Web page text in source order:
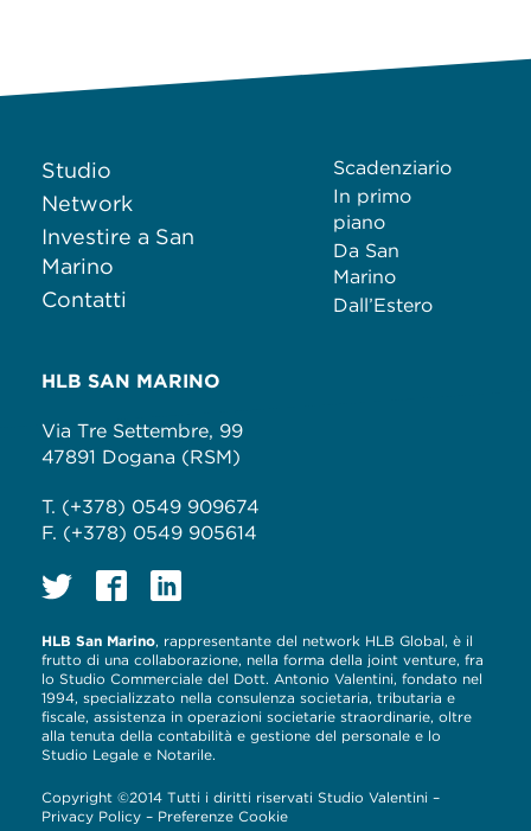
Studio
Network
Investire a San
Marino
Contatti
Scadenziario
In primo
piano
Da San
Marino
Dall’Estero
HLB SAN MARINO
Via Tre Settembre, 99
47891 Dogana (RSM)
T. (+378) 0549 909674
F. (+378) 0549 905614
HLB San Marino, rappresentante del network HLB Global, è il
frutto di una collaborazione, nella forma della joint venture, fra
lo Studio Commerciale del Dott. Antonio Valentini, fondato nel
1994, specializzato nella consulenza societaria, tributaria e
fiscale, assistenza in operazioni societarie straordinarie, oltre
alla tenuta della contabilità e gestione del personale e lo
Studio Legale e Notarile.
Copyright ©2014 Tutti i diritti riservati Studio Valentini –
Privacy Policy – Preferenze Cookie